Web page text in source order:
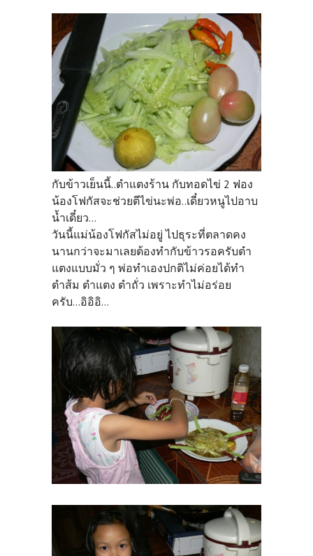
กับข้าวเย็นนี้..ตำแตงร้าน กับทอดไข่ 2 ฟอง
น้องโฟกัสจะช่วยตีไข่นะพ่อ..เดี๋ยวหนูไปอาบ
น้ำเดี๋ยว...
วันนี้แม่น้องโฟกัสไม่อยู่ ไปธุระที่ตลาดคง
นานกว่าจะมาเลยต้องทำกับข้าวรอครับตำ
แตงแบบมั่ว ๆ พ่อทำเองปกติไม่ค่อยได้ทำ
ตำส้ม ตำแตง ตำถั่ว เพราะทำไม่อร่อย
ครับ...อิอิอิ...